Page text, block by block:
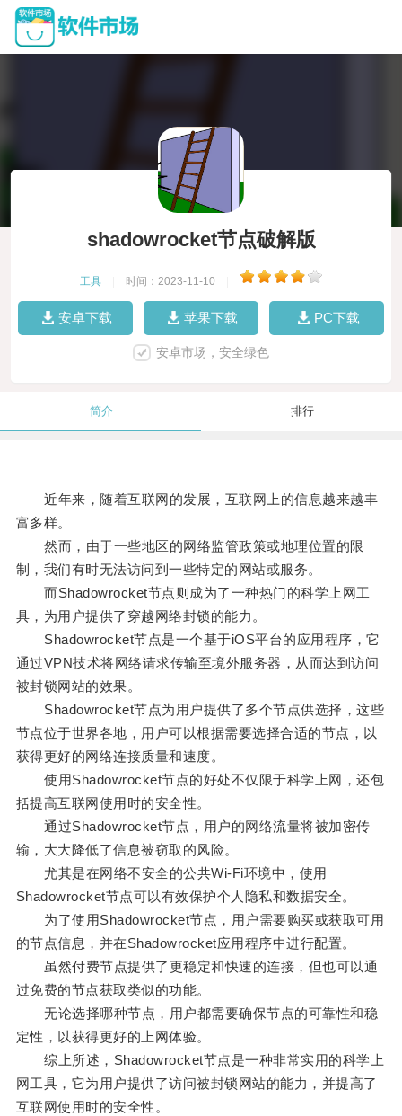
shadowrocket节点破解版
工具 时间：2023-11-10
安卓下载 苹果下载 PC下载
安卓市场，安全绿色
简介 排行
近年来，随着互联网的发展，互联网上的信息越来越丰
富多样。
然而，由于一些地区的网络监管政策或地理位置的限
制，我们有时无法访问到一些特定的网站或服务。
而Shadowrocket节点则成为了一种热门的科学上网工
具，为用户提供了穿越网络封锁的能力。
Shadowrocket节点是一个基于iOS平台的应用程序，它
通过VPN技术将网络请求传输至境外服务器，从而达到访问
被封锁网站的效果。
Shadowrocket节点为用户提供了多个节点供选择，这些
节点位于世界各地，用户可以根据需要选择合适的节点，以
获得更好的网络连接质量和速度。
使用Shadowrocket节点的好处不仅限于科学上网，还包
括提高互联网使用时的安全性。
通过Shadowrocket节点，用户的网络流量将被加密传
输，大大降低了信息被窃取的风险。
尤其是在网络不安全的公共Wi-Fi环境中，使用
Shadowrocket节点可以有效保护个人隐私和数据安全。
为了使用Shadowrocket节点，用户需要购买或获取可用
的节点信息，并在Shadowrocket应用程序中进行配置。
虽然付费节点提供了更稳定和快速的连接，但也可以通
过免费的节点获取类似的功能。
无论选择哪种节点，用户都需要确保节点的可靠性和稳
定性，以获得更好的上网体验。
综上所述，Shadowrocket节点是一种非常实用的科学上
网工具，它为用户提供了访问被封锁网站的能力，并提高了
互联网使用时的安全性。